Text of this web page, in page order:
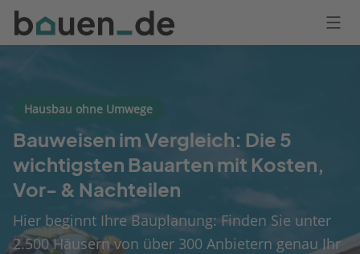
Bauen
Logo
Hausbau ohne Umwege
Bauweisen im Vergleich: Die 5
wichtigsten Bauarten mit Kosten,
Vor- & Nachteilen
Hier beginnt Ihre Bauplanung: Finden Sie unter
2.500 Häusern von über 300 Anbietern genau Ihr